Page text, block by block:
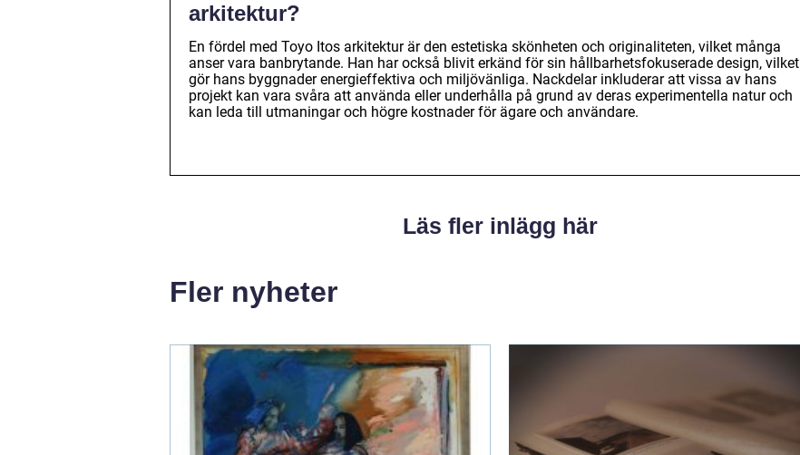
arkitektur?
En fördel med Toyo Itos arkitektur är den estetiska skönheten och originaliteten, vilket många
anser vara banbrytande. Han har också blivit erkänd för sin hållbarhetsfokuserade design, vilket
gör hans byggnader energieffektiva och miljövänliga. Nackdelar inkluderar att vissa av hans
projekt kan vara svåra att använda eller underhålla på grund av deras experimentella natur och
kan leda till utmaningar och högre kostnader för ägare och användare.
Läs fler inlägg här
Fler nyheter